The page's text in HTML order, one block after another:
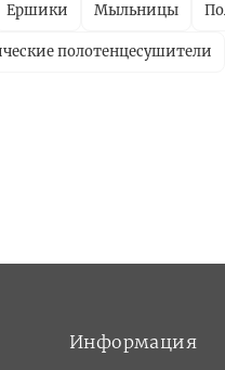
Ершики Мыльницы
полотенцесушители
Информация